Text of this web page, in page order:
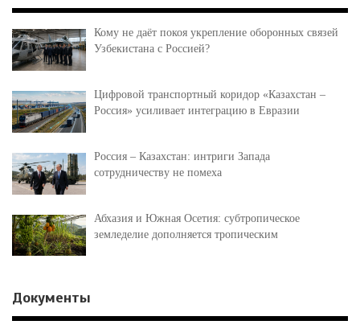
Кому не даёт покоя укрепление оборонных связей
Узбекистана с Россией?
Цифровой транспортный коридор «Казахстан –
Россия» усиливает интеграцию в Евразии
Россия – Казахстан: интриги Запада
сотрудничеству не помеха
Абхазия и Южная Осетия: субтропическое
земледелие дополняется тропическим
Документы